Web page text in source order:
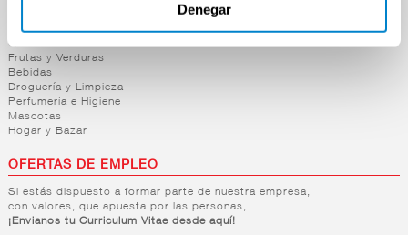
Denegar
Charcutería
Quesos al Corte
Frutas y Verduras
Bebidas
Droguería y Limpieza
Perfumería e Higiene
Mascotas
Hogar y Bazar
OFERTAS DE EMPLEO
Si estás dispuesto a formar parte de nuestra empresa,
con valores, que apuesta por las personas,
¡Envianos tu Curriculum Vitae desde aquí!